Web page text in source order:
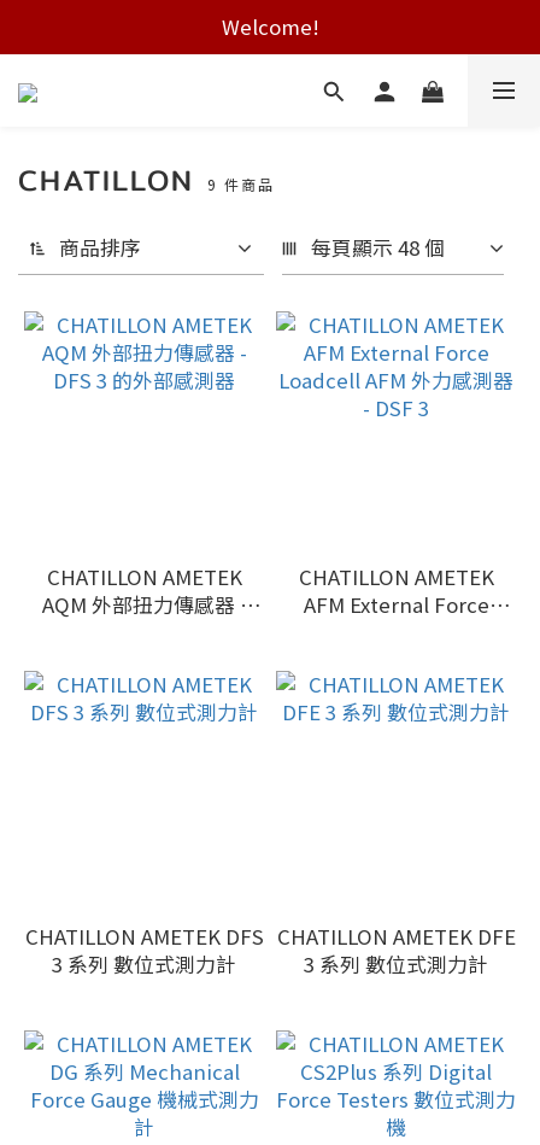
Free shipping on HK orders over $2000
Welcome!
Free shipping on HK orders over $2000
CHATILLON 9 件商品
商品排序 每頁顯示 48 個
CHATILLON AMETEK
AQM 外部扭力傳感器 -
CHATILLON AMETEK
AFM External Force
CHATILLON AMETEK DFS
3 系列 數位式測力計
CHATILLON AMETEK DFE
3 系列 數位式測力計